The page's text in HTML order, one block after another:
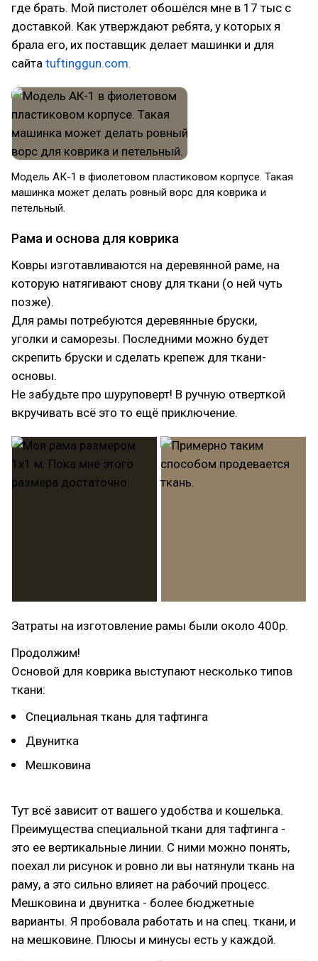
где брать. Мой пистолет обошёлся мне в 17 тыс с
доставкой. Как утверждают ребята, у которых я
брала его, их поставщик делает машинки и для
сайта tuftinggun.com.
Модель АК-1 в фиолетовом пластиковом корпусе. Такая
машинка может делать ровный ворс для коврика и
петельный.
Рама и основа для коврика
Ковры изготавливаются на деревянной раме, на
которую натягивают снову для ткани (о ней чуть
позже).
Для рамы потребуются деревянные бруски,
уголки и саморезы. Последними можно будет
скрепить бруски и сделать крепеж для ткани-
основы.
Не забудьте про шуруповерт! В ручную отверткой
вкручивать всё это то ещё приключение.
Затраты на изготовление рамы были около 400р.
Продолжим!
Основой для коврика выступают несколько типов
ткани:
Специальная ткань для тафтинга
Двунитка
Мешковина
Тут всё зависит от вашего удобства и кошелька.
Преимущества специальной ткани для тафтинга -
это ее вертикальные линии. С ними можно понять,
поехал ли рисунок и ровно ли вы натянули ткань на
раму, а это сильно влияет на рабочий процесс.
Мешковина и двунитка - более бюджетные
варианты. Я пробовала работать и на спец. ткани, и
на мешковине. Плюсы и минусы есть у каждой.